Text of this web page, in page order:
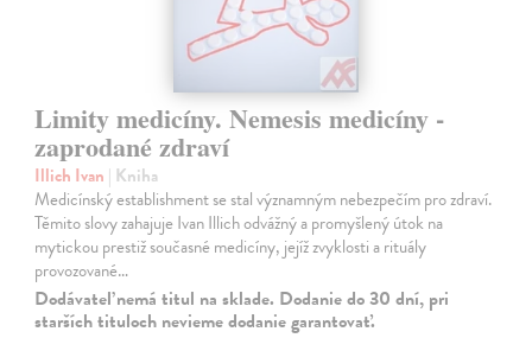
Limity medicíny. Nemesis medicíny -
zaprodané zdraví
Illich Ivan | Kniha
Medicínský establishment se stal významným nebezpečím pro zdraví.
Těmito slovy zahajuje Ivan Illich odvážný a promyšlený útok na
mytickou prestiž současné medicíny, jejíž zvyklosti a rituály
provozované…
Dodávateľ nemá titul na sklade. Dodanie do 30 dní, pri
starších tituloch nevieme dodanie garantovať.